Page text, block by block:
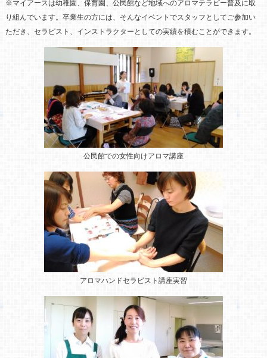
※マイアースは幼稚園、保育園、公民館など地域へのアロマテラピー普及に取
り組んでいます。卒業生の方には、そんなイベントでスタッフとしてご参加い
ただき、セラピスト、インストラクターとしての実績を積むことができます。
公民館での女性向けアロマ講座
アロマハンドセラピスト講座実習